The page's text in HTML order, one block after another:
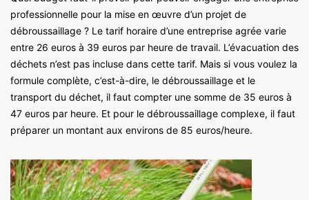
professionnelle pour la mise en œuvre d’un projet de
débroussaillage ? Le tarif horaire d’une entreprise agrée varie
entre 26 euros à 39 euros par heure de travail. L’évacuation des
déchets n’est pas incluse dans cette tarif. Mais si vous voulez la
formule complète, c’est-à-dire, le débroussaillage et le
transport du déchet, il faut compter une somme de 35 euros à
47 euros par heure. Et pour le débroussaillage complexe, il faut
préparer un montant aux environs de 85 euros/heure.